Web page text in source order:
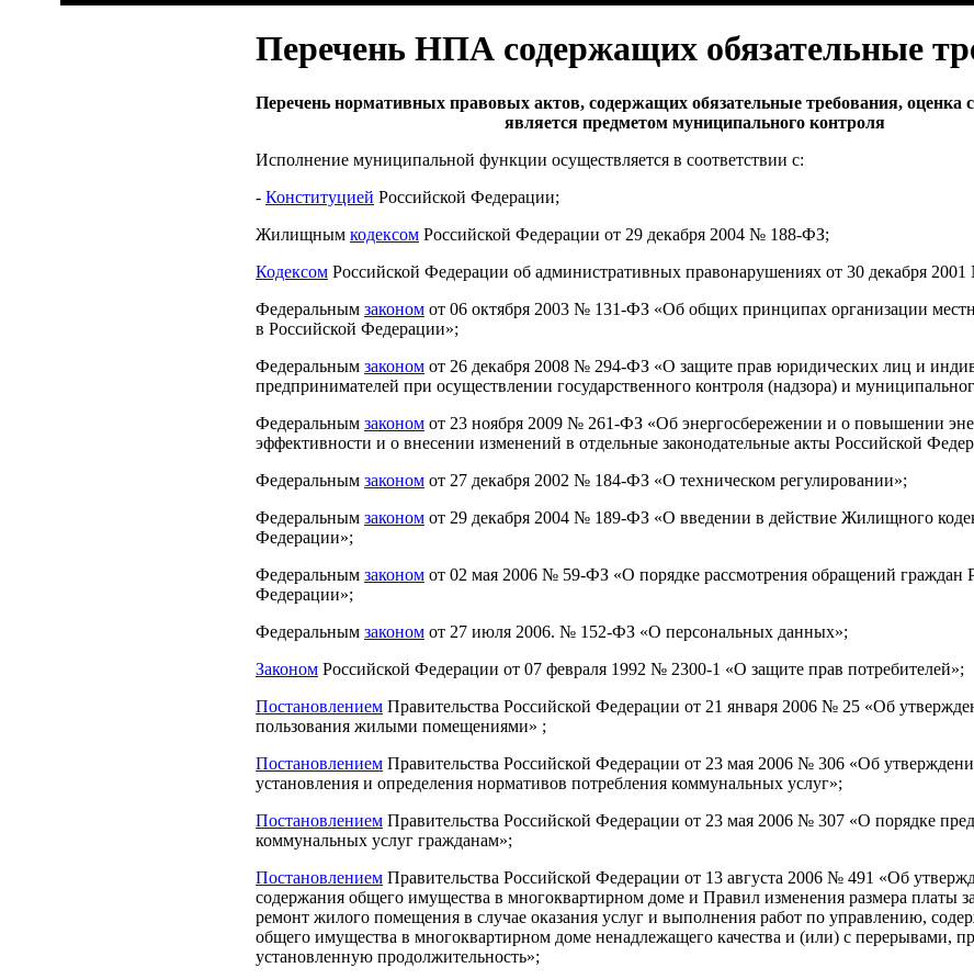
Перечень НПА содержащих обязательные
Перечень нормативных правовых актов, содержащих обязательные требования, оценка
является предметом муниципального контроля
Исполнение муниципальной функции осуществляется в соответствии с:
- Конституцией Российской Федерации;
Жилищным кодексом Российской Федерации от 29 декабря 2004 № 188-ФЗ;
Кодексом Российской Федерации об административных правонарушениях от 30 декабря
Федеральным законом от 06 октября 2003 № 131-ФЗ «Об общих принципах организации
в Российской Федерации»;
Федеральным законом от 26 декабря 2008 № 294-ФЗ «О защите прав юридических лиц и
предпринимателей при осуществлении государственного контроля (надзора) и
Федеральным законом от 23 ноября 2009 № 261-ФЗ «Об энергосбережении и о повышении
эффективности и о внесении изменений в отдельные законодательные акты Российской
Федеральным законом от 27 декабря 2002 № 184-ФЗ «О техническом регулировании»;
Федеральным законом от 29 декабря 2004 № 189-ФЗ «О введении в действие Жилищного
Федерации»;
Федеральным законом от 02 мая 2006 № 59-ФЗ «О порядке рассмотрения обращений граждан
Федерации»;
Федеральным законом от 27 июля 2006. № 152-ФЗ «О персональных данных»;
Законом Российской Федерации от 07 февраля 1992 № 2300-1 «О защите прав потребителей»;
Постановлением Правительства Российской Федерации от 21 января 2006 № 25 «Об
пользования жилыми помещениями» ;
Постановлением Правительства Российской Федерации от 23 мая 2006 № 306 «Об
установления и определения нормативов потребления коммунальных услуг»;
Постановлением Правительства Российской Федерации от 23 мая 2006 № 307 «О порядке
коммунальных услуг гражданам»;
Постановлением Правительства Российской Федерации от 13 августа 2006 № 491 «Об
содержания общего имущества в многоквартирном доме и Правил изменения размера платы
ремонт жилого помещения в случае оказания услуг и выполнения работ по управлению,
общего имущества в многоквартирном доме ненадлежащего качества и (или) с перерывами,
установленную продолжительность»;